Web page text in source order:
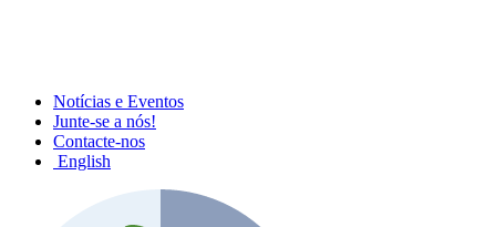
Notícias e Eventos
Junte-se a nós!
Contacte-nos
English